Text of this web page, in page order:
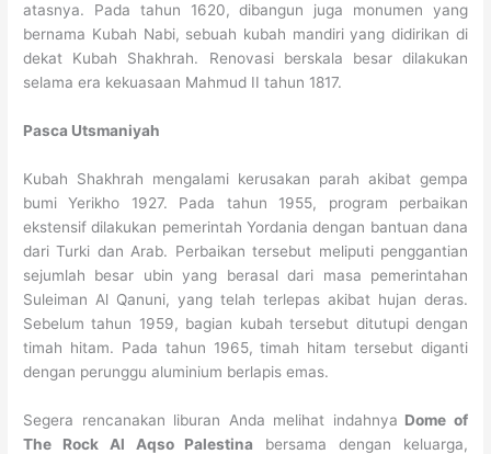
atasnya. Pada tahun 1620, dibangun juga monumen yang
bernama Kubah Nabi, sebuah kubah mandiri yang didirikan di
dekat Kubah Shakhrah. Renovasi berskala besar dilakukan
selama era kekuasaan Mahmud II tahun 1817.
Pasca Utsmaniyah
Kubah Shakhrah mengalami kerusakan parah akibat gempa
bumi Yerikho 1927. Pada tahun 1955, program perbaikan
ekstensif dilakukan pemerintah Yordania dengan bantuan dana
dari Turki dan Arab. Perbaikan tersebut meliputi penggantian
sejumlah besar ubin yang berasal dari masa pemerintahan
Suleiman Al Qanuni, yang telah terlepas akibat hujan deras.
Sebelum tahun 1959, bagian kubah tersebut ditutupi dengan
timah hitam. Pada tahun 1965, timah hitam tersebut diganti
dengan perunggu aluminium berlapis emas.
Segera rencanakan liburan Anda melihat indahnya Dome of
The Rock Al Aqso Palestina bersama dengan keluarga,